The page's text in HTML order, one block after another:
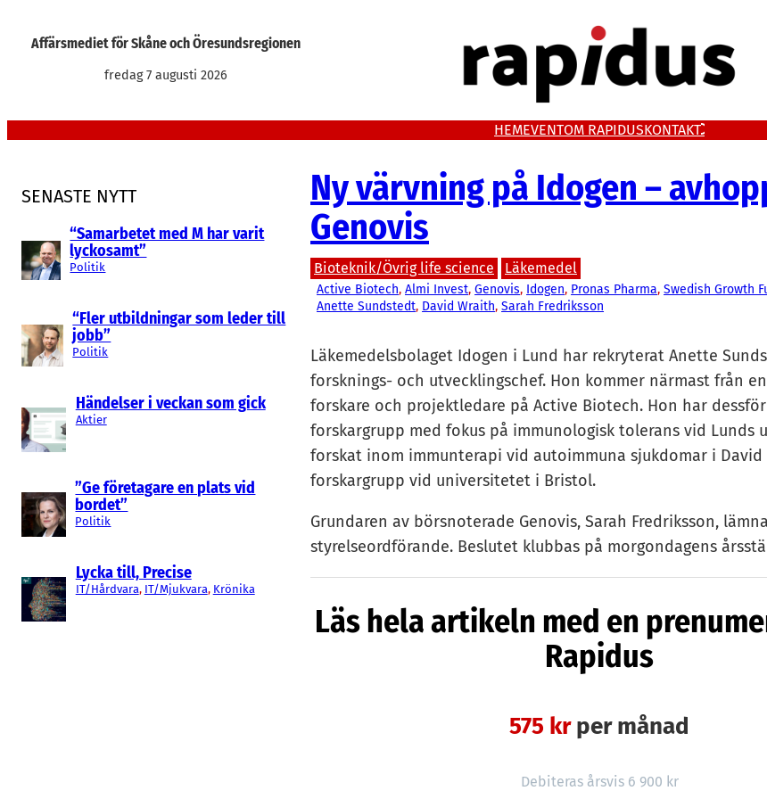
Affärsmediet för Skåne och Öresundsregionen
fredag 7 augusti 2026
HEMEVENTOM RAPIDUSKONTAKT
SENASTE NYTT
“Samarbetet med M har varit
lyckosamt”
Politik
“Fler utbildningar som leder till
jobb”
Politik
Händelser i veckan som gick
Aktier
”Ge företagare en plats vid
bordet”
Politik
Lycka till, Precise
IT/Hårdvara, IT/Mjukvara, Krönika
Ny värvning på Idogen –
Genovis
Bioteknik/Övrig life science Läkemedel
Active Biotech, Almi Invest, Genovis, Idogen, Pronas Pharma, Swedish Growth
Anette Sundstedt, David Wraith, Sarah Fredriksson
Läkemedelsbolaget Idogen i Lund har rekryterat Anette
forsknings- och utvecklingschef. Hon kommer närmast från
forskare och projektledare på Active Biotech. Hon har
forskargrupp med fokus på immunologisk tolerans vid Lunds
forskat inom immunterapi vid autoimmuna sjukdomar i David
forskargrupp vid universitetet i Bristol.
Grundaren av börsnoterade Genovis, Sarah Fredriksson,
styrelseordförande. Beslutet klubbas på morgondagens
miljoner kronor från Almi Invest och nybildade
Läs hela artikeln med en
Rapidus
575 krper månad
Debiteras årsvis 6 900 kr